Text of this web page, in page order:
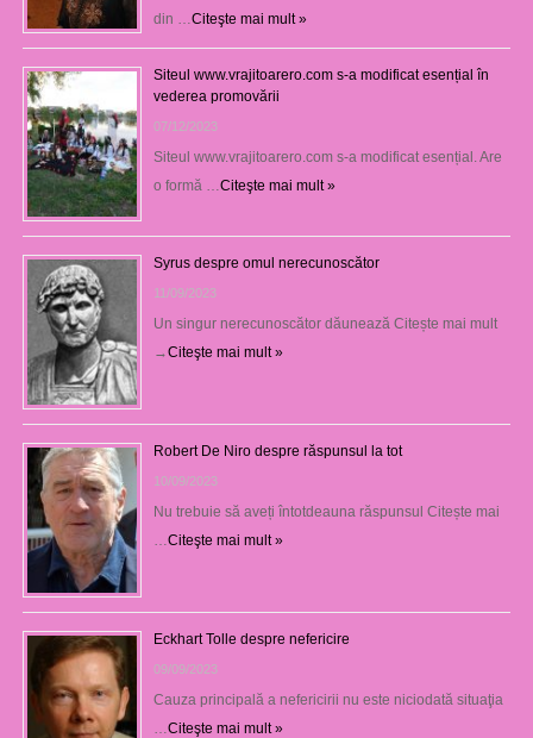
din … Citeşte mai mult »
Siteul www.vrajitoarero.com s-a modificat esențial în
vederea promovării
07/12/2023
Siteul www.vrajitoarero.com s-a modificat esențial. Are
o formă … Citeşte mai mult »
Syrus despre omul nerecunoscător
11/09/2023
Un singur nerecunoscător dăunează Citește mai mult
→Citeşte mai mult »
Robert De Niro despre răspunsul la tot
10/09/2023
Nu trebuie să aveți întotdeauna răspunsul Citește mai
Citeşte mai mult »
Eckhart Tolle despre nefericire
09/09/2023
Cauza principală a nefericirii nu este niciodată situaţia
Citeşte mai mult »